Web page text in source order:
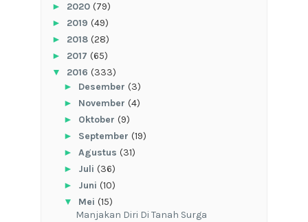
► 2020 (79)
► 2019 (49)
► 2018 (28)
► 2017 (65)
▼ 2016 (333)
► Desember (3)
► November (4)
► Oktober (9)
► September (19)
► Agustus (31)
► Juli (36)
► Juni (10)
▼ Mei (15)
Manjakan Diri Di Tanah Surga